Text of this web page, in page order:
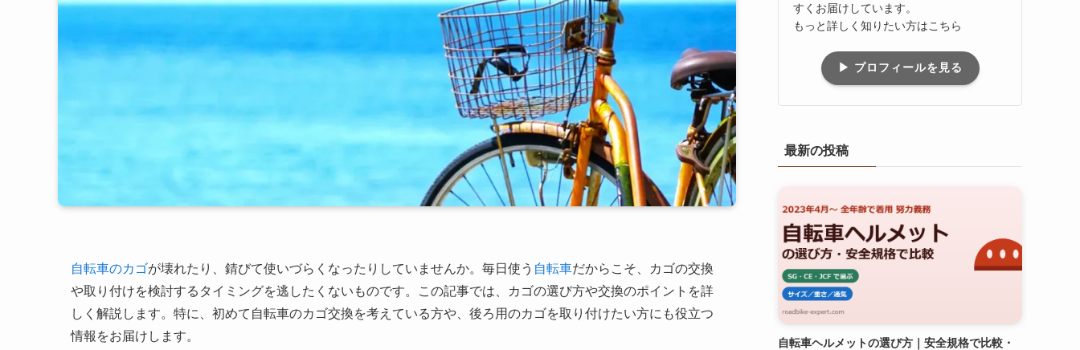
自転車のカゴが壊れたり、錆びて使いづらくなったりしていませんか。毎日使う 自転車だからこそ、カゴの交換
や取り付けを検討するタイミングを逃したくないものです。この記事では、カゴの選び方や交換のポイントを詳
しく解説します。特に、初めて自転車のカゴ交換を考えている方や、後ろ用のカゴを取り付けたい方にも役立つ
情報をお届けします。
すくお届けしています。
もっと詳しく知りたい方はこちら
▶ プロフィールを見る
最新の投稿
自転車ヘルメットの選び方｜安全規格で比較・